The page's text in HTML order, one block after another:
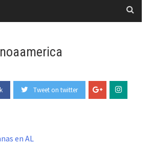
Tweet on twitter
en AL